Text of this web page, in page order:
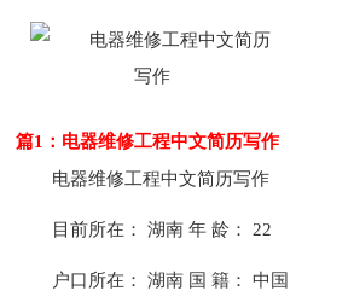
篇1：电器维修工程中文简历写作
电器维修工程中文简历写作
目前所在： 湖南 年 龄： 22
户口所在： 湖南 国 籍： 中国